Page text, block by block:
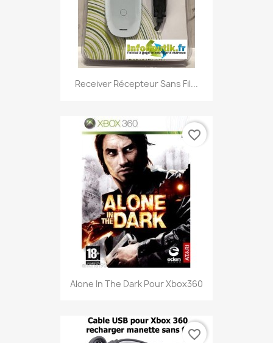
Receiver Récepteur Sans Fil...
Alone In The Dark Pour Xbox360
favorite_border
favorite_border